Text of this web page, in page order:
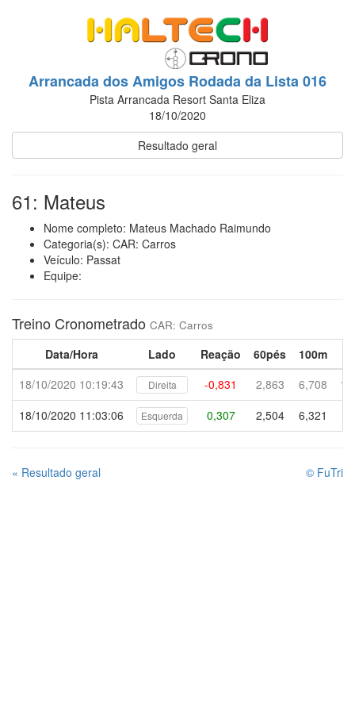
Arrancada dos Amigos Rodada da Lista 016
Pista Arrancada Resort Santa Eliza
18/10/2020
Resultado geral
61: Mateus
Nome completo: Mateus Machado Raimundo
Categoria(s): CAR: Carros
Veículo: Passat
Equipe:
Treino Cronometrado CAR: Carros
Data/Hora Lado Reação 60pés 100m
18/10/2020 10:19:43
Direita -0,831 2,863 6,708
18/10/2020 11:03:06
Esquerda 0,307 2,504 6,321
« Resultado geral © FuTri